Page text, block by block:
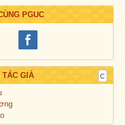
PGUC
TÁC GIẢ